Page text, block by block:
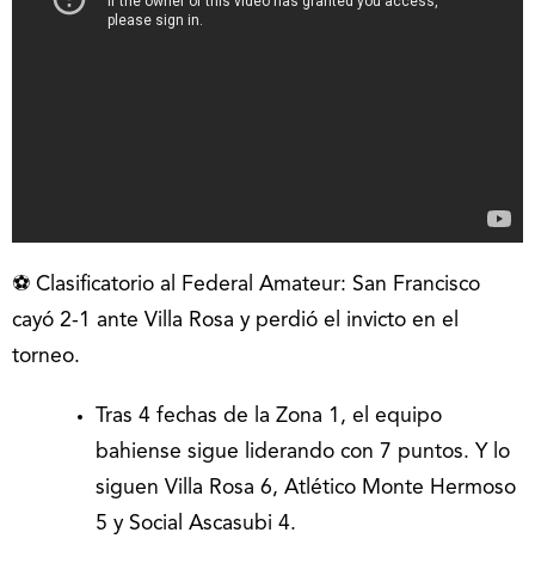
⚽ Clasificatorio al Federal Amateur: San Francisco
cayó 2-1 ante Villa Rosa y perdió el invicto en el
torneo.
Tras 4 fechas de la Zona 1, el equipo
bahiense sigue liderando con 7 puntos. Y lo
siguen Villa Rosa 6, Atlético Monte Hermoso
5 y Social Ascasubi 4.